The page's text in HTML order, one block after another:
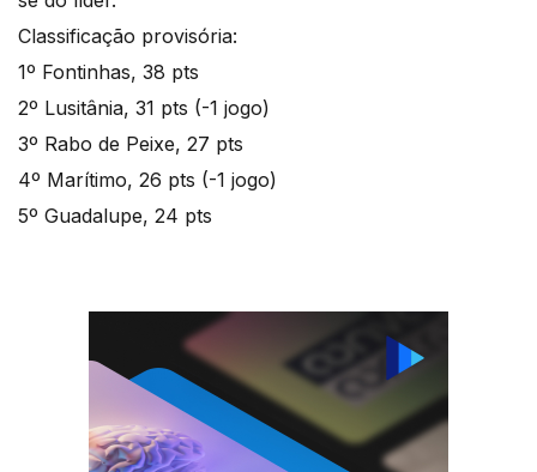
Classificação provisória:
1º Fontinhas, 38 pts
2º Lusitânia, 31 pts (-1 jogo)
3º Rabo de Peixe, 27 pts
4º Marítimo, 26 pts (-1 jogo)
5º Guadalupe, 24 pts